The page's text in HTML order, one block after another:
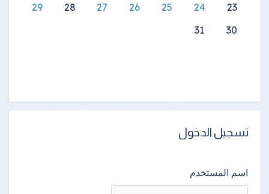
23
24
25
26
27
28
29
30
31
تسجيل الدخول
اسم المستخدم